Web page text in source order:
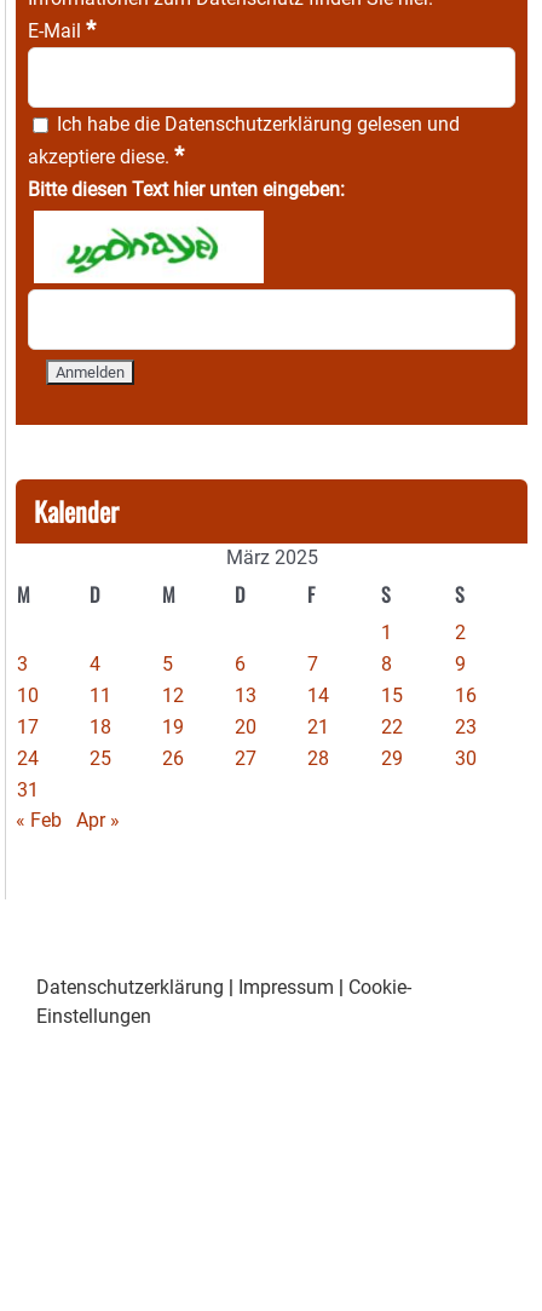
E-Mail *
Ich habe die Datenschutzerklärung gelesen und
akzeptiere diese. *
Bitte diesen Text hier unten eingeben:
Kalender
März 2025
M D M D F S S
1
2
3
4 5 6 7 8
9
10
11 12 13 14 15
16
17
18 19 20 21 22
23
24
25 26 27 28 29
30
31
« Feb
Apr »
Datenschutzerklärung | Impressum | Cookie-
Einstellungen